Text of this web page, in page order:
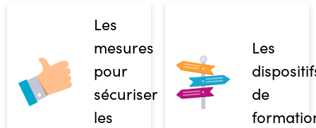
Les
mesures
pour
sécuriser
les
Les
de